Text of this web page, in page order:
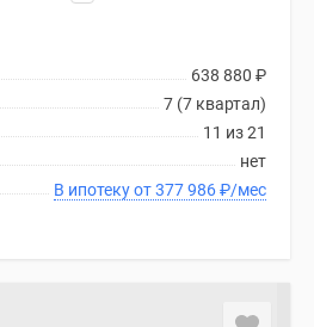
638 880 ₽
7 (7 квартал)
11 из 21
нет
В ипотеку от 377 986₽/мес